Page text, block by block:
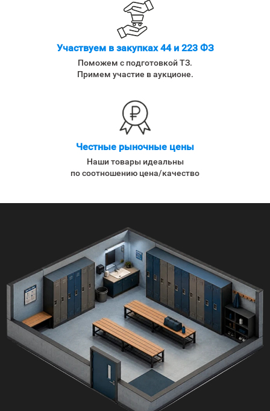
Участвуем в закупках 44 и 223 ФЗ
Поможем с подготовкой ТЗ.
Примем участие в аукционе.
Честные рыночные цены
Наши товары идеальны
по соотношению цена/качество